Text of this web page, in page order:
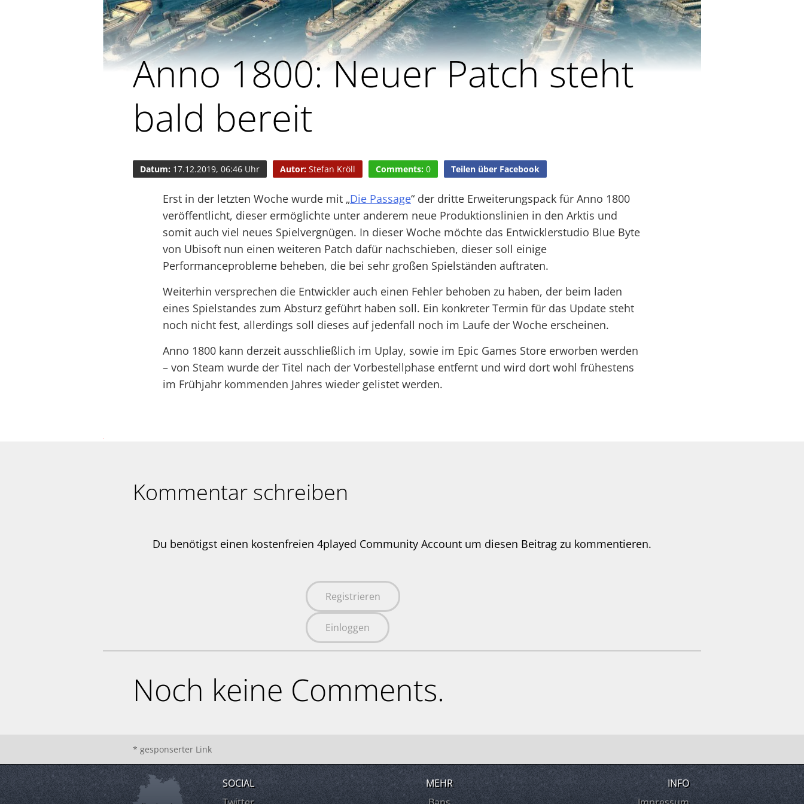
Anno 1800: Neuer Patch steht
bald bereit
Datum: 17.12.2019, 06:46 Uhr Autor: Stefan Kröll Comments: 0 Teilen über Facebook
Erst in der letzten Woche wurde mit „Die Passage“ der dritte Erweiterungspack für Anno 1800
veröffentlicht, dieser ermöglichte unter anderem neue Produktionslinien in den Arktis und
somit auch viel neues Spielvergnügen. In dieser Woche möchte das Entwicklerstudio Blue Byte
von Ubisoft nun einen weiteren Patch dafür nachschieben, dieser soll einige
Performanceprobleme beheben, die bei sehr großen Spielständen auftraten.
Weiterhin versprechen die Entwickler auch einen Fehler behoben zu haben, der beim laden
eines Spielstandes zum Absturz geführt haben soll. Ein konkreter Termin für das Update steht
noch nicht fest, allerdings soll dieses auf jedenfall noch im Laufe der Woche erscheinen.
Anno 1800 kann derzeit ausschließlich im Uplay, sowie im Epic Games Store erworben werden
– von Steam wurde der Titel nach der Vorbestellphase entfernt und wird dort wohl frühestens
im Frühjahr kommenden Jahres wieder gelistet werden.
Kommentar schreiben
Du benötigst einen kostenfreien 4played Community Account um diesen Beitrag zu kommentieren.
Registrieren
Einloggen
Noch keine Comments.
* gesponserter Link
SOCIAL
MEHR
INFO